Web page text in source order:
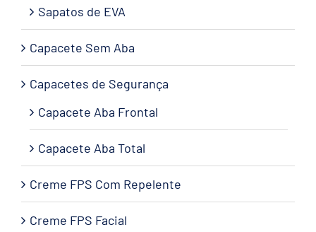
Sapatos de EVA
Capacete Sem Aba
Capacetes de Segurança
Capacete Aba Frontal
Capacete Aba Total
Creme FPS Com Repelente
Creme FPS Facial